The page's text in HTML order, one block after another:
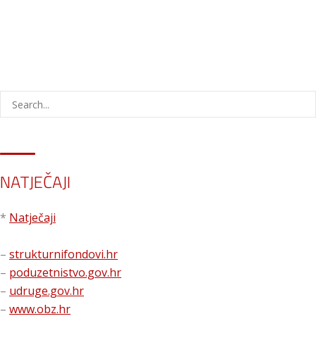
NATJEČAJI
* Natječaji
– strukturnifondovi.hr
– poduzetnistvo.gov.hr
– udruge.gov.hr
– www.obz.hr